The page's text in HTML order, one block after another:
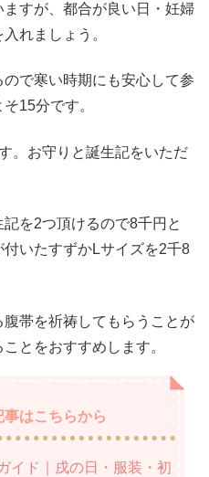
すが、都合が良い日・妊婦
れましょう。
で寒い時期にも安心して参
15分です。
。お守りと誕生記をいただ
を2つ頂けるので8千円と
いたすずかLサイズを2千8
帯を祈祷してもらうことが
とをおすすめします。
はこちらから
イド｜戌の日・服装・初